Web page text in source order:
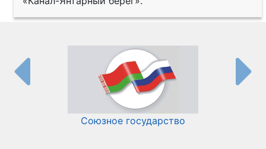
Союзное государство